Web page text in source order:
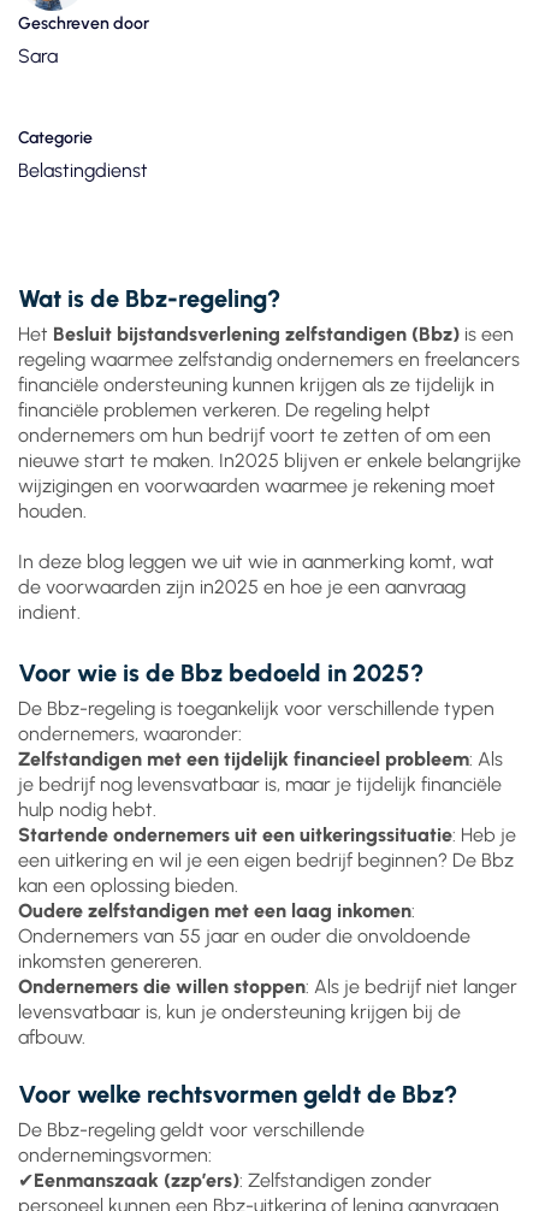
Geschreven door
Sara
Categorie
Belastingdienst
Wat is de Bbz-regeling?
Het Besluit bijstandsverlening zelfstandigen (Bbz) is een
regeling waarmee zelfstandig ondernemers en freelancers
financiële ondersteuning kunnen krijgen als ze tijdelijk in
financiële problemen verkeren. De regeling helpt
ondernemers om hun bedrijf voort te zetten of om een
nieuwe start te maken. In2025 blijven er enkele belangrijke
wijzigingen en voorwaarden waarmee je rekening moet
houden.
In deze blog leggen we uit wie in aanmerking komt, wat
de voorwaarden zijn in2025 en hoe je een aanvraag
indient.
Voor wie is de Bbz bedoeld in 2025?
De Bbz-regeling is toegankelijk voor verschillende typen
ondernemers, waaronder:
Zelfstandigen met een tijdelijk financieel probleem: Als
je bedrijf nog levensvatbaar is, maar je tijdelijk financiële
hulp nodig hebt.
Startende ondernemers uit een uitkeringssituatie: Heb je
een uitkering en wil je een eigen bedrijf beginnen? De Bbz
kan een oplossing bieden.
Oudere zelfstandigen met een laag inkomen:
Ondernemers van 55 jaar en ouder die onvoldoende
inkomsten genereren.
Ondernemers die willen stoppen: Als je bedrijf niet langer
levensvatbaar is, kun je ondersteuning krijgen bij de
afbouw.
Voor welke rechtsvormen geldt de Bbz?
De Bbz-regeling geldt voor verschillende
ondernemingsvormen:
✔Eenmanszaak (zzp’ers): Zelfstandigen zonder
personeel kunnen een Bbz-uitkering of lening aanvragen